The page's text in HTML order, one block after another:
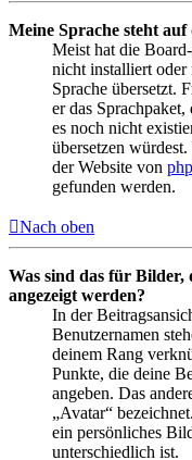
Meine Sprache steht
Meist hat die
nicht installiert oder
Sprache übersetzt.
er das
es noch nicht
übersetzen
der Website von
gefunden werden.
Nach oben
Was sind das für Bilder,
angezeigt werden?
In der
Benutzernamen
deinem Rang
Punkte, die deine
angeben. Das
„Avatar“
ein persönliches
unterschiedlich ist.